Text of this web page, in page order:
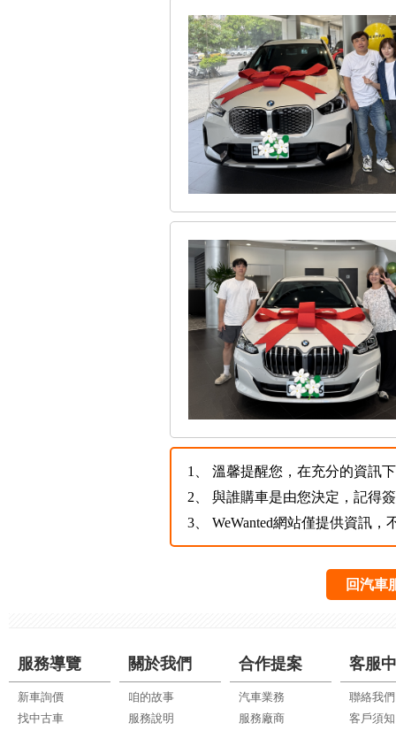
1、
溫馨提醒您，在充分的資訊
2、
與誰購車是由您決定，記得
3、
WeWanted網站僅提供資訊
回汽車
服務導覽
新車詢價
找中古車
關於我們
咱的故事
服務說明
合作提案
汽車業務
服務廠商
客服
聯絡我們
客戶須知